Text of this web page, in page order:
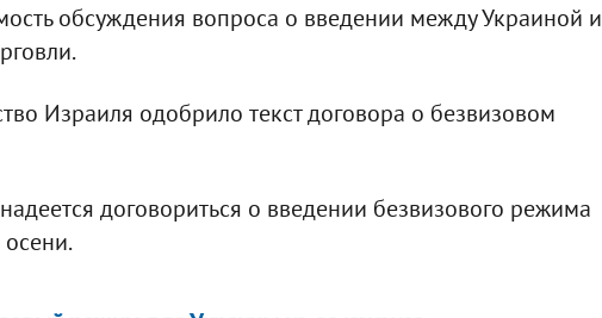
обсуждения вопроса о введении между Украиной и
Израиля одобрило текст договора о безвизовом
договориться о введении безвизового режима